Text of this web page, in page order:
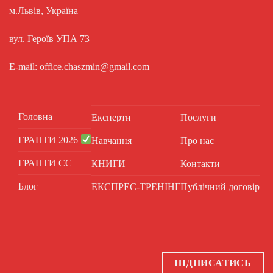
м.Львів, Україна
вул. Героїв УПА 73
E-mail: office.chaszmin@gmail.com
Головна
ГРАНТИ 2026
ГРАНТИ ЄС
Блог
Експерти
Навчання
КНИГИ
ЕКСПРЕС-ТРЕНІНГ
Послуги
Про нас
Контакти
Публічний договір
ПІДПИСАТИСЬ